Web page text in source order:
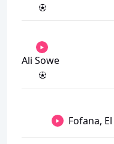
Ali Sowe
Fofana,